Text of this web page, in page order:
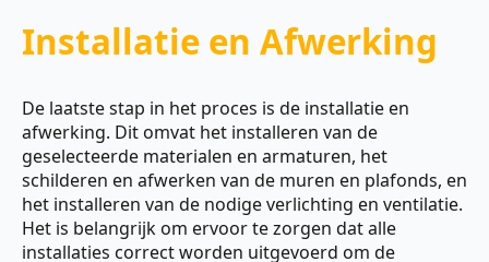
Installatie en Afwerking
De laatste stap in het proces is de installatie en
afwerking. Dit omvat het installeren van de
geselecteerde materialen en armaturen, het
schilderen en afwerken van de muren en plafonds, en
het installeren van de nodige verlichting en ventilatie.
Het is belangrijk om ervoor te zorgen dat alle
installaties correct worden uitgevoerd om de